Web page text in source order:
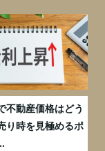
不動産価格はどう
り時を見極めるポ